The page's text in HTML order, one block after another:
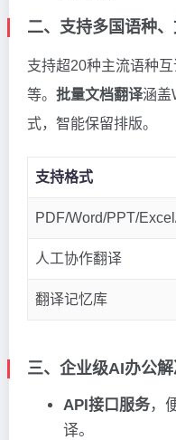
二、支持多国语种
支持超20种主流语种
等。 批量文档翻译涵盖
式，智能保留排版。
支持格式
PDF/Word/PPT/
人工协作翻译
翻译记忆库
三、企业级AI办公
API接口服务，
译。